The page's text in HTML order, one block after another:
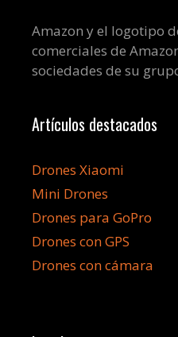
Amazon y el logotipo
comerciales de
sociedades de su
Artículos destacados
Drones Xiaomi
Mini Drones
Drones para GoPro
Drones con GPS
Drones con cámara